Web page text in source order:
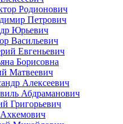
Родионович
Петрович
Юрьевич
Васильевич
Евгеньевич
Борисовна
Матвеевич
Алексеевич
Абдраманович
Григорьевич